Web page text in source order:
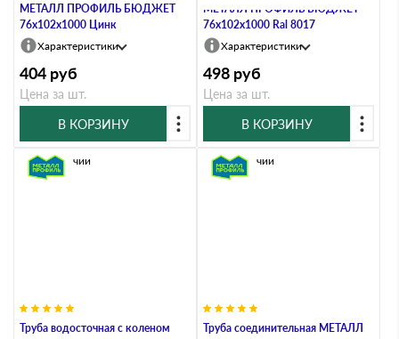
МЕТАЛЛ ПРОФИЛЬ БЮДЖЕТ
76х102х1000 Цинк
Характеристики
404 руб
Цена за шт.
В КОРЗИНУ
МЕТАЛЛ ПРОФИЛЬ БЮДЖЕТ
76х102х1000 Ral 8017
Характеристики
498 руб
Цена за шт.
В КОРЗИНУ
Труба водосточная с коленом
В наличии
Труба соединительная МЕТАЛЛ
В наличии